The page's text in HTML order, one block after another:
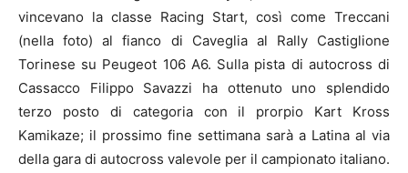
vincevano la classe Racing Start, così come Treccani
(nella foto) al fianco di Caveglia al Rally Castiglione
Torinese su Peugeot 106 A6. Sulla pista di autocross di
Cassacco Filippo Savazzi ha ottenuto uno splendido
terzo posto di categoria con il prorpio Kart Kross
Kamikaze; il prossimo fine settimana sarà a Latina al via
della gara di autocross valevole per il campionato italiano.